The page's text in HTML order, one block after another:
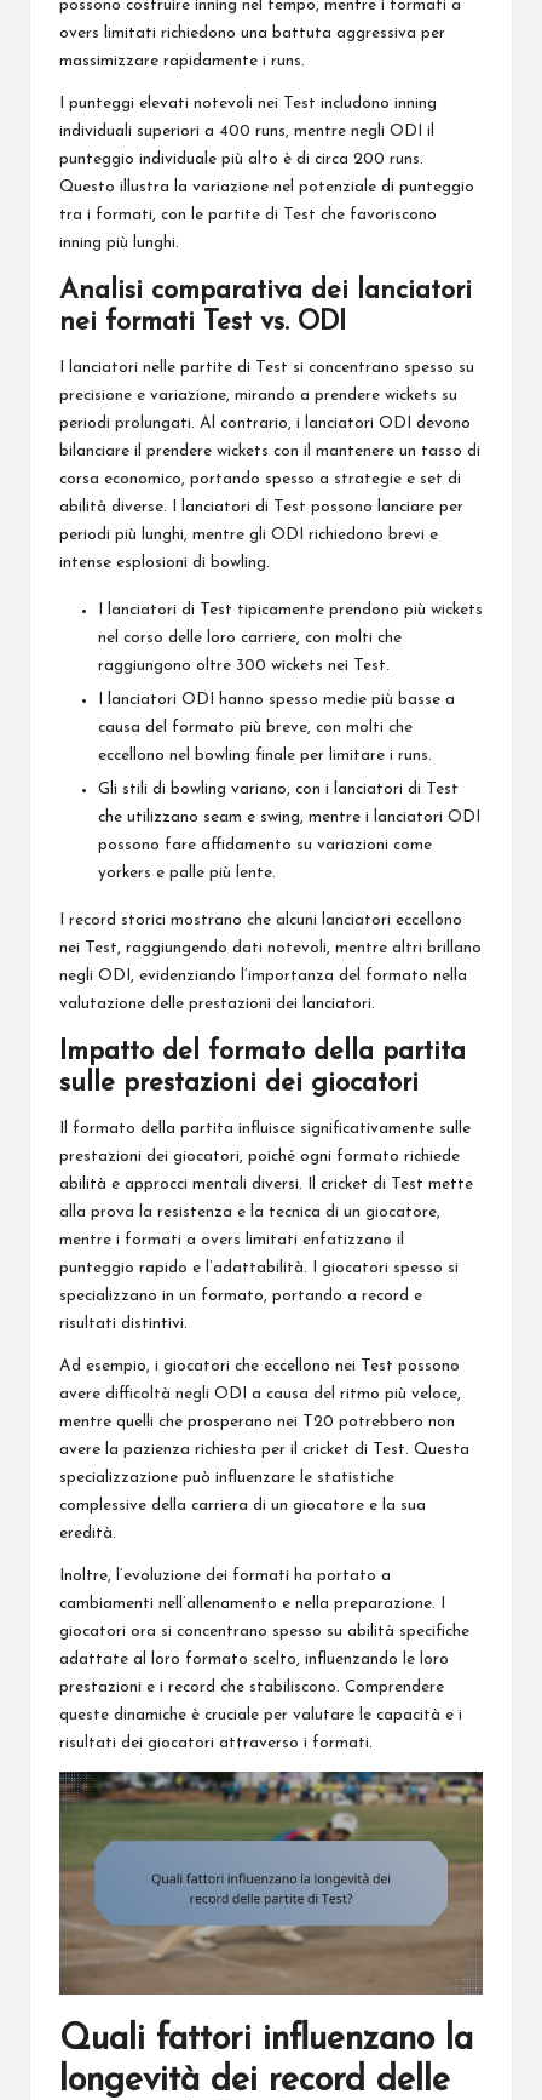
possono costruire inning nel tempo, mentre i formati a
overs limitati richiedono una battuta aggressiva per
massimizzare rapidamente i runs.
I punteggi elevati notevoli nei Test includono inning
individuali superiori a 400 runs, mentre negli ODI il
punteggio individuale più alto è di circa 200 runs.
Questo illustra la variazione nel potenziale di punteggio
tra i formati, con le partite di Test che favoriscono
inning più lunghi.
Analisi comparativa dei lanciatori
nei formati Test vs. ODI
I lanciatori nelle partite di Test si concentrano spesso su
precisione e variazione, mirando a prendere wickets su
periodi prolungati. Al contrario, i lanciatori ODI devono
bilanciare il prendere wickets con il mantenere un tasso di
corsa economico, portando spesso a strategie e set di
abilità diverse. I lanciatori di Test possono lanciare per
periodi più lunghi, mentre gli ODI richiedono brevi e
intense esplosioni di bowling.
I lanciatori di Test tipicamente prendono più wickets
nel corso delle loro carriere, con molti che
raggiungono oltre 300 wickets nei Test.
I lanciatori ODI hanno spesso medie più basse a
causa del formato più breve, con molti che
eccellono nel bowling finale per limitare i runs.
Gli stili di bowling variano, con i lanciatori di Test
che utilizzano seam e swing, mentre i lanciatori ODI
possono fare affidamento su variazioni come
yorkers e palle più lente.
I record storici mostrano che alcuni lanciatori eccellono
nei Test, raggiungendo dati notevoli, mentre altri brillano
negli ODI, evidenziando l’importanza del formato nella
valutazione delle prestazioni dei lanciatori.
Impatto del formato della partita
sulle prestazioni dei giocatori
Il formato della partita influisce significativamente sulle
prestazioni dei giocatori, poiché ogni formato richiede
abilità e approcci mentali diversi. Il cricket di Test mette
alla prova la resistenza e la tecnica di un giocatore,
mentre i formati a overs limitati enfatizzano il
punteggio rapido e l’adattabilità. I giocatori spesso si
specializzano in un formato, portando a record e
risultati distintivi.
Ad esempio, i giocatori che eccellono nei Test possono
avere difficoltà negli ODI a causa del ritmo più veloce,
mentre quelli che prosperano nei T20 potrebbero non
avere la pazienza richiesta per il cricket di Test. Questa
specializzazione può influenzare le statistiche
complessive della carriera di un giocatore e la sua
eredità.
Inoltre, l’evoluzione dei formati ha portato a
cambiamenti nell’allenamento e nella preparazione. I
giocatori ora si concentrano spesso su abilità specifiche
adattate al loro formato scelto, influenzando le loro
prestazioni e i record che stabiliscono. Comprendere
queste dinamiche è cruciale per valutare le capacità e i
risultati dei giocatori attraverso i formati.
Quali fattori influenzano la
longevità dei record delle